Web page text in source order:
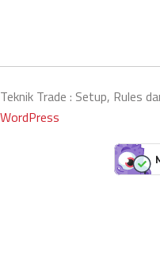
Teknik Trade : Setup, Rules
WordPress